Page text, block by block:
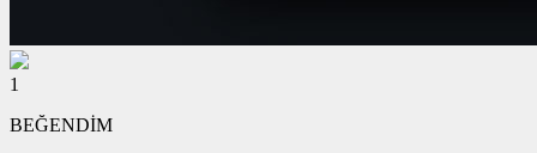
1
BEĞENDİM